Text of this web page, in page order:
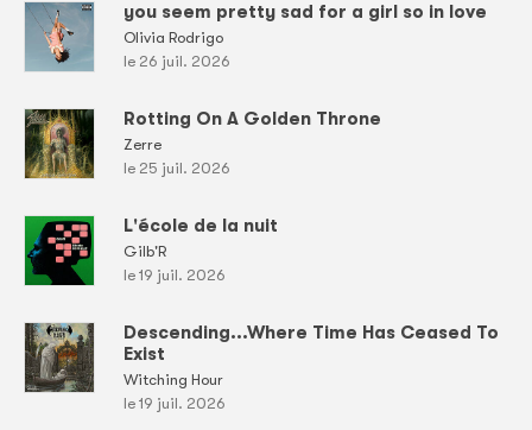
you seem pretty sad for a girl so in love
Olivia Rodrigo
le 26 juil. 2026
Rotting On A Golden Throne
Zerre
le 25 juil. 2026
L'école de la nuit
Gilb'R
le 19 juil. 2026
Descending...Where Time Has Ceased To
Exist
Witching Hour
le 19 juil. 2026